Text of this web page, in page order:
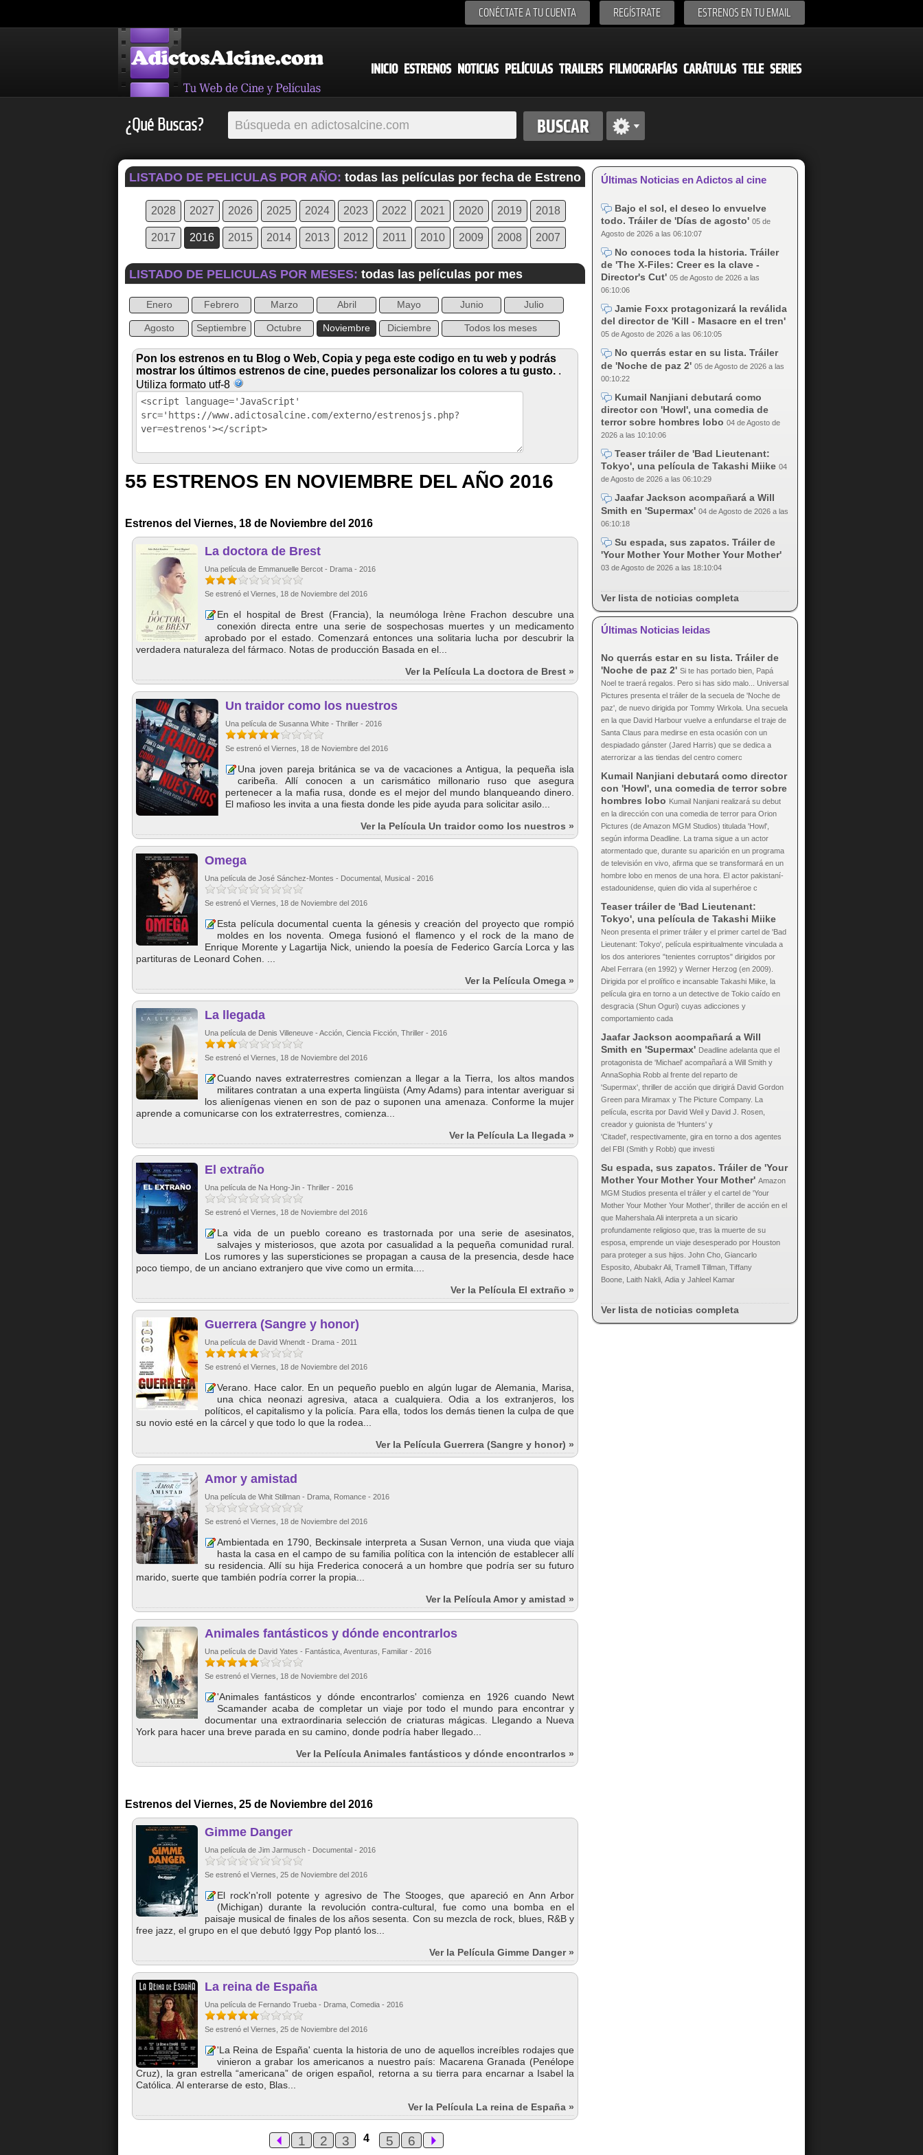
CONÉCTATE A TU CUENTA REGÍSTRATE ESTRENOS EN TU EMAIL
INICIO ESTRENOS NOTICIAS PELÍCULAS TRAILERS FILMOGRAFÍAS CARÁTULAS TELE SERIES
¿Qué Buscas?
LISTADO DE PELICULAS POR AÑO: todas las películas por fecha de Estreno
2028 2027 2026 2025 2024 2023 2022 2021 2020 2019 2018
2017 2016 2015 2014 2013 2012 2011 2010 2009 2008 2007
LISTADO DE PELICULAS POR MESES: todas las películas por mes
Enero Febrero Marzo Abril Mayo Junio Julio
Agosto Septiembre Octubre Noviembre Diciembre Todos los meses
Pon los estrenos en tu Blog o Web, Copia y pega este codigo en tu web y podrás
mostrar los últimos estrenos de cine, puedes personalizar los colores a tu gusto. .
Utiliza formato utf-8
55 ESTRENOS EN NOVIEMBRE DEL AÑO 2016
Estrenos del Viernes, 18 de Noviembre del 2016
La doctora de Brest
Una película de Emmanuelle Bercot - Drama - 2016
Se estrenó el Viernes, 18 de Noviembre del 2016
En el hospital de Brest (Francia), la neumóloga Irène Frachon descubre una
conexión directa entre una serie de sospechosas muertes y un medicamento
aprobado por el estado. Comenzará entonces una solitaria lucha por descubrir la
verdadera naturaleza del fármaco. Notas de producción Basada en el...
Ver la Película La doctora de Brest »
Un traidor como los nuestros
Una película de Susanna White - Thriller - 2016
Se estrenó el Viernes, 18 de Noviembre del 2016
Una joven pareja británica se va de vacaciones a Antigua, la pequeña isla
caribeña. Allí conocen a un carismático millonario ruso que asegura
pertenecer a la mafia rusa, donde es el mejor del mundo blanqueando dinero.
El mafioso les invita a una fiesta donde les pide ayuda para solicitar asilo...
Ver la Película Un traidor como los nuestros »
Omega
Una película de José Sánchez-Montes - Documental, Musical - 2016
Se estrenó el Viernes, 18 de Noviembre del 2016
Esta película documental cuenta la génesis y creación del proyecto que rompió
moldes en los noventa. Omega fusionó el flamenco y el rock de la mano de
Enrique Morente y Lagartija Nick, uniendo la poesía de Federico García Lorca y las
partituras de Leonard Cohen. ...
Ver la Película Omega »
La llegada
Una película de Denis Villeneuve - Acción, Ciencia Ficción, Thriller - 2016
Se estrenó el Viernes, 18 de Noviembre del 2016
Cuando naves extraterrestres comienzan a llegar a la Tierra, los altos mandos
militares contratan a una experta lingüista (Amy Adams) para intentar averiguar si
los alienígenas vienen en son de paz o suponen una amenaza. Conforme la mujer
aprende a comunicarse con los extraterrestres, comienza...
Ver la Película La llegada »
El extraño
Una película de Na Hong-Jin - Thriller - 2016
Se estrenó el Viernes, 18 de Noviembre del 2016
La vida de un pueblo coreano es trastornada por una serie de asesinatos,
salvajes y misteriosos, que azota por casualidad a la pequeña comunidad rural.
Los rumores y las supersticiones se propagan a causa de la presencia, desde hace
poco tiempo, de un anciano extranjero que vive como un ermita....
Ver la Película El extraño »
Guerrera (Sangre y honor)
Una película de David Wnendt - Drama - 2011
Se estrenó el Viernes, 18 de Noviembre del 2016
Verano. Hace calor. En un pequeño pueblo en algún lugar de Alemania, Marisa,
una chica neonazi agresiva, ataca a cualquiera. Odia a los extranjeros, los
políticos, el capitalismo y la policía. Para ella, todos los demás tienen la culpa de que
su novio esté en la cárcel y que todo lo que la rodea...
Ver la Película Guerrera (Sangre y honor) »
Amor y amistad
Una película de Whit Stillman - Drama, Romance - 2016
Se estrenó el Viernes, 18 de Noviembre del 2016
Ambientada en 1790, Beckinsale interpreta a Susan Vernon, una viuda que viaja
hasta la casa en el campo de su familia política con la intención de establecer allí
su residencia. Allí su hija Frederica conocerá a un hombre que podría ser su futuro
marido, suerte que también podría correr la propia...
Ver la Película Amor y amistad »
Animales fantásticos y dónde encontrarlos
Una película de David Yates - Fantástica, Aventuras, Familiar - 2016
Se estrenó el Viernes, 18 de Noviembre del 2016
'Animales fantásticos y dónde encontrarlos' comienza en 1926 cuando Newt
Scamander acaba de completar un viaje por todo el mundo para encontrar y
documentar una extraordinaria selección de criaturas mágicas. Llegando a Nueva
York para hacer una breve parada en su camino, donde podría haber llegado...
Ver la Película Animales fantásticos y dónde encontrarlos »
Estrenos del Viernes, 25 de Noviembre del 2016
Gimme Danger
Una película de Jim Jarmusch - Documental - 2016
Se estrenó el Viernes, 25 de Noviembre del 2016
El rock'n'roll potente y agresivo de The Stooges, que apareció en Ann Arbor
(Michigan) durante la revolución contra-cultural, fue como una bomba en el
paisaje musical de finales de los años sesenta. Con su mezcla de rock, blues, R&B y
free jazz, el grupo en el que debutó Iggy Pop plantó los...
Ver la Película Gimme Danger »
La reina de España
Una película de Fernando Trueba - Drama, Comedia - 2016
Se estrenó el Viernes, 25 de Noviembre del 2016
'La Reina de España' cuenta la historia de uno de aquellos increíbles rodajes que
vinieron a grabar los americanos a nuestro país: Macarena Granada (Penélope
Cruz), la gran estrella “americana” de origen español, retorna a su tierra para encarnar a Isabel la
Católica. Al enterarse de esto, Blas...
Ver la Película La reina de España »
1 2 3 4 5 6
Últimas Noticias en Adictos al cine
Bajo el sol, el deseo lo envuelve
todo. Tráiler de 'Días de agosto' 05 de
Agosto de 2026 a las 06:10:07
No conoces toda la historia. Tráiler
de 'The X-Files: Creer es la clave -
Director's Cut' 05 de Agosto de 2026 a las
06:10:06
Jamie Foxx protagonizará la reválida
del director de 'Kill - Masacre en el tren'
05 de Agosto de 2026 a las 06:10:05
No querrás estar en su lista. Tráiler
de 'Noche de paz 2' 05 de Agosto de 2026 a las
00:10:22
Kumail Nanjiani debutará como
director con 'Howl', una comedia de
terror sobre hombres lobo 04 de Agosto de
2026 a las 10:10:06
Teaser tráiler de 'Bad Lieutenant:
Tokyo', una película de Takashi Miike 04
de Agosto de 2026 a las 06:10:29
Jaafar Jackson acompañará a Will
Smith en 'Supermax' 04 de Agosto de 2026 a las
06:10:18
Su espada, sus zapatos. Tráiler de
'Your Mother Your Mother Your Mother'
03 de Agosto de 2026 a las 18:10:04
Ver lista de noticias completa
Últimas Noticias leidas
No querrás estar en su lista. Tráiler de
'Noche de paz 2' Si te has portado bien, Papá
Noel te traerá regalos. Pero si has sido malo... Universal
Pictures presenta el tráiler de la secuela de 'Noche de
paz', de nuevo dirigida por Tommy Wirkola. Una secuela
en la que David Harbour vuelve a enfundarse el traje de
Santa Claus para medirse en esta ocasión con un
despiadado gánster (Jared Harris) que se dedica a
aterrorizar a las tiendas del centro comerc
Kumail Nanjiani debutará como director
con 'Howl', una comedia de terror sobre
hombres lobo Kumail Nanjiani realizará su debut
en la dirección con una comedia de terror para Orion
Pictures (de Amazon MGM Studios) titulada 'Howl',
según informa Deadline. La trama sigue a un actor
atormentado que, durante su aparición en un programa
de televisión en vivo, afirma que se transformará en un
hombre lobo en menos de una hora. El actor pakistaní-
estadounidense, quien dio vida al superhéroe c
Teaser tráiler de 'Bad Lieutenant:
Tokyo', una película de Takashi Miike
Neon presenta el primer tráiler y el primer cartel de 'Bad
Lieutenant: Tokyo', película espiritualmente vinculada a
los dos anteriores "tenientes corruptos" dirigidos por
Abel Ferrara (en 1992) y Werner Herzog (en 2009).
Dirigida por el prolífico e incansable Takashi Miike, la
película gira en torno a un detective de Tokio caído en
desgracia (Shun Oguri) cuyas adicciones y
comportamiento cada
Jaafar Jackson acompañará a Will
Smith en 'Supermax' Deadline adelanta que el
protagonista de 'Michael' acompañará a Will Smith y
AnnaSophia Robb al frente del reparto de
'Supermax', thriller de acción que dirigirá David Gordon
Green para Miramax y The Picture Company. La
película, escrita por David Weil y David J. Rosen,
creador y guionista de 'Hunters' y
'Citadel', respectivamente, gira en torno a dos agentes
del FBI (Smith y Robb) que investi
Su espada, sus zapatos. Tráiler de 'Your
Mother Your Mother Your Mother' Amazon
MGM Studios presenta el tráiler y el cartel de 'Your
Mother Your Mother Your Mother', thriller de acción en el
que Mahershala Ali interpreta a un sicario
profundamente religioso que, tras la muerte de su
esposa, emprende un viaje desesperado por Houston
para proteger a sus hijos. John Cho, Giancarlo
Esposito, Abubakr Ali, Tramell Tillman, Tiffany
Boone, Laith Nakli, Adia y Jahleel Kamar
Ver lista de noticias completa